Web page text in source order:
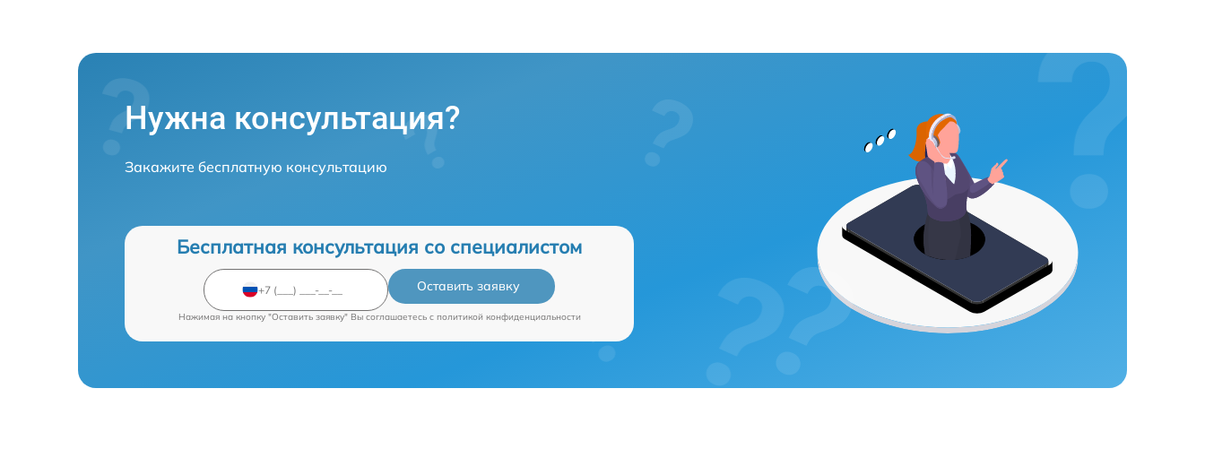
Нужна консультация?
Закажите бесплатную консультацию
Бесплатная консультация со специалистом
Оставить заявку
Нажимая на кнопку "Оставить заявку" Вы соглашаетесь c политикой конфиденциальности